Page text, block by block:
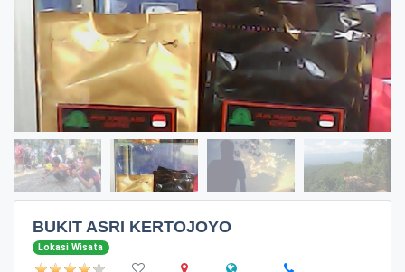
BUKIT ASRI KERTOJOYO
Lokasi Wisata